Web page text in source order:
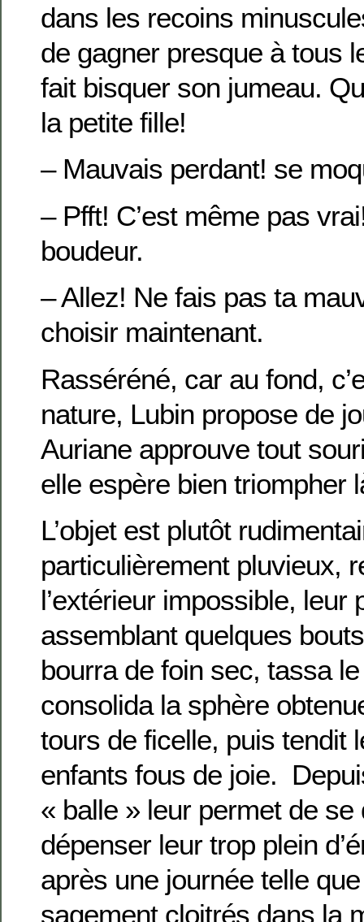
dans les recoins
de gagner presque à tous
fait bisquer son jumeau.
la petite fille!
– Mauvais perdant! se
– Pfft! C’est même pas
boudeur.
– Allez! Ne fais pas ta
choisir maintenant.
Rasséréné, car au fond,
nature, Lubin propose de
Auriane approuve tout
elle espère bien triompher
L’objet est plutôt
particulièrement pluvieux,
l’extérieur impossible, leur
assemblant quelques
bourra de foin sec, tassa
consolida la sphère
tours de ficelle, puis tendit
enfants fous de joie.
« balle » leur permet de se
dépenser leur trop plein
après une journée telle
sagement cloitrés dans la